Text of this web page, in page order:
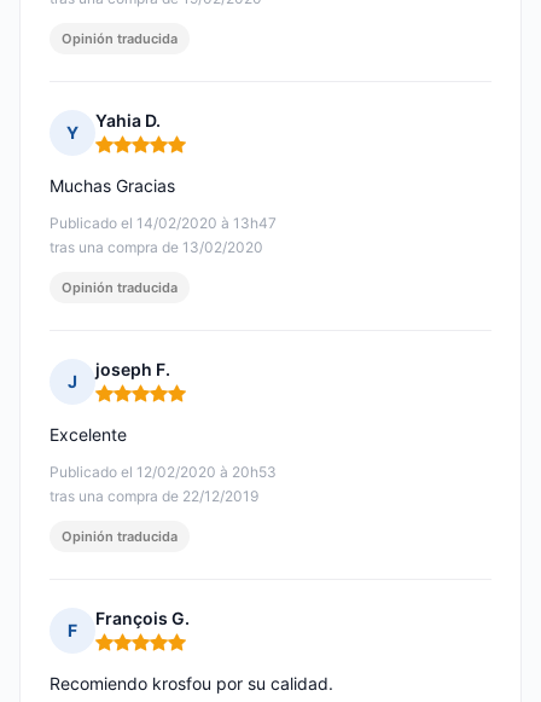
Opinión traducida
Y
Yahia D.
Nota: 5 de 5
Publicado el 14/02/2020 à 13h47
tras una compra de 13/02/2020
Muchas Gracias
Opinión traducida
J
joseph F.
Nota: 5 de 5
Publicado el 12/02/2020 à 20h53
tras una compra de 22/12/2019
Excelente
Opinión traducida
F
François G.
Nota: 5 de 5
Recomiendo krosfou por su calidad.